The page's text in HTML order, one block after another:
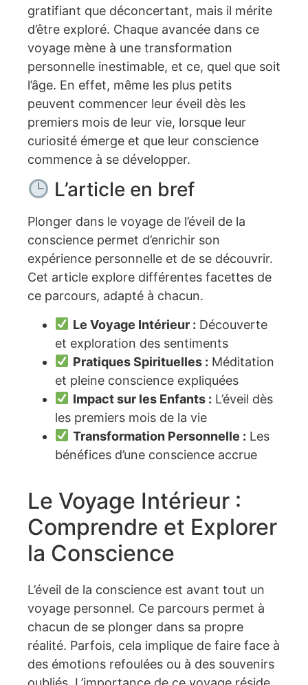
gratifiant que déconcertant, mais il mérite
d’être exploré. Chaque avancée dans ce
voyage mène à une transformation
personnelle inestimable, et ce, quel que soit
l’âge. En effet, même les plus petits
peuvent commencer leur éveil dès les
premiers mois de leur vie, lorsque leur
curiosité émerge et que leur conscience
commence à se développer.
L’article en bref
Plonger dans le voyage de l’éveil de la
conscience permet d’enrichir son
expérience personnelle et de se découvrir.
Cet article explore différentes facettes de
ce parcours, adapté à chacun.
Le Voyage Intérieur : Découverte
et exploration des sentiments
Pratiques Spirituelles : Méditation
et pleine conscience expliquées
Impact sur les Enfants : L’éveil dès
les premiers mois de la vie
Transformation Personnelle : Les
bénéfices d’une conscience accrue
Le Voyage Intérieur :
Comprendre et Explorer
la Conscience
L’éveil de la conscience est avant tout un
voyage personnel. Ce parcours permet à
chacun de se plonger dans sa propre
réalité. Parfois, cela implique de faire face à
des émotions refoulées ou à des souvenirs